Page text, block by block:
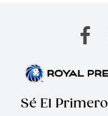
Sé El